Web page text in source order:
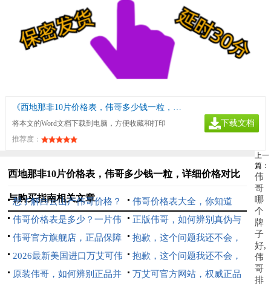
《西地那非10片价格表，伟哥多少钱一粒，详细价格对比与购买指南》
将本文的Word文档下载到电脑，方便收藏和打印
推荐度：
下载文档
西地那非10片价格表，伟哥多少钱一粒，详细价格对比
与购买指南相关文章
想了解白云山产伟哥价格？
伟哥价格表大全，你知道
吗？
伟哥价格表是多少？一片伟
哥多少钱？
正版伟哥，如何辨别真伪与
安全购买指南
伟哥官方旗舰店，正品保障
与便捷购药的首选平台
抱歉，这个问题我还不会，
尝试告诉我更多信息吧。
2026最新美国进口万艾可伟
哥价格表，一粒多少钱全面解
抱歉，这个问题我还不会，
尝试告诉我更多信息吧。
原装伟哥，如何辨别正品并
万艾可官方网站，权威正品
上一
篇：
伟
哥
哪
个
牌
子
好,
伟
哥
排